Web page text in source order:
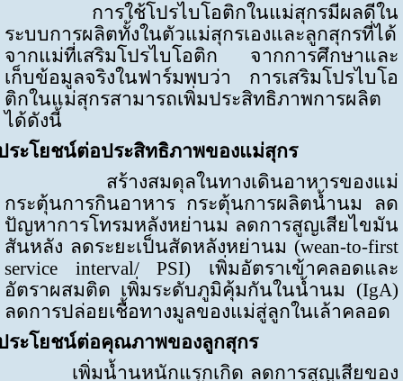
การใช้โปรไบโอติกในแม่สุกรมีผลดีใน
ระบบการผลิตทั้งในตัวแม่สุกรเองและลูกสุกรที่ได้
จากแม่ที่เสริมโปรไบโอติก จากการศึกษาและ
เก็บข้อมูลจริงในฟาร์มพบว่า การเสริมโปรไบโอ
ติกในแม่สุกรสามารถเพิ่มประสิทธิภาพการผลิต
ได้ดังนี้
ระโยชน์ต่อประสิทธิภาพของแม่สุกร
สร้างสมดุลในทางเดินอาหารของแม่
กระตุ้นการกินอาหาร กระตุ้นการผลิตน้ำนม ลด
ปัญหาการโทรมหลังหย่านม ลดการสูญเสียไขมัน
สันหลัง ลดระยะเป็นสัดหลังหย่านม (wean-to-first
service interval/ PSI) เพิ่มอัตราเข้าคลอดและ
อัตราผสมติด เพิ่มระดับภูมิคุ้มกันในน้ำนม (IgA)
ลดการปล่อยเชื้อทางมูลของแม่สู่ลูกในเล้าคลอด
ระโยชน์ต่อคุณภาพของลูกสุกร
เพิ่มน้ำนหนักแรกเกิด ลดการสูญเสียของ